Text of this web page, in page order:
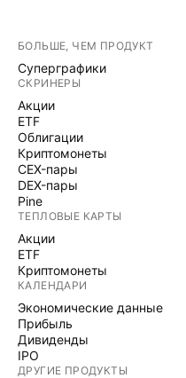
БОЛЬШЕ, ЧЕМ ПРОДУКТ
Суперграфики
СКРИНЕРЫ
Акции
ETF
Облигации
Криптомонеты
CEX-пары
DEX-пары
Pine
ТЕПЛОВЫЕ КАРТЫ
Акции
ETF
Криптомонеты
КАЛЕНДАРИ
Экономические данные
Прибыль
Дивиденды
IPO
ДРУГИЕ ПРОДУКТЫ